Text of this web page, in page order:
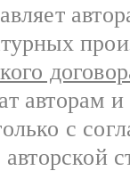
авторам
с